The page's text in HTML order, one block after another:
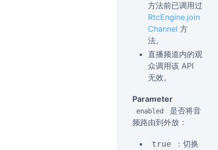
方法前已调用过
RtcEngine.join
Channel 方
法。
直播频道内的观
众调用该 API
无效。
Parameter
enabled
是否将音
频路由到外放：
true
：切换